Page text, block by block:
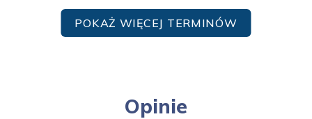
2189 PLN
24.08.2026 - 28.08.2026
POKAŻ WIĘCEJ TERMINÓW
Opinie